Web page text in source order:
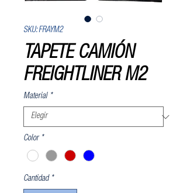
SKU: FRAYM2
TAPETE CAMIÓN
FREIGHTLINER M2
Material *
Color *
Cantidad *